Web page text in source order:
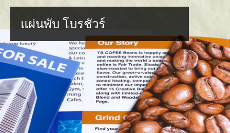
แผ่นพับ โบรชัวร์